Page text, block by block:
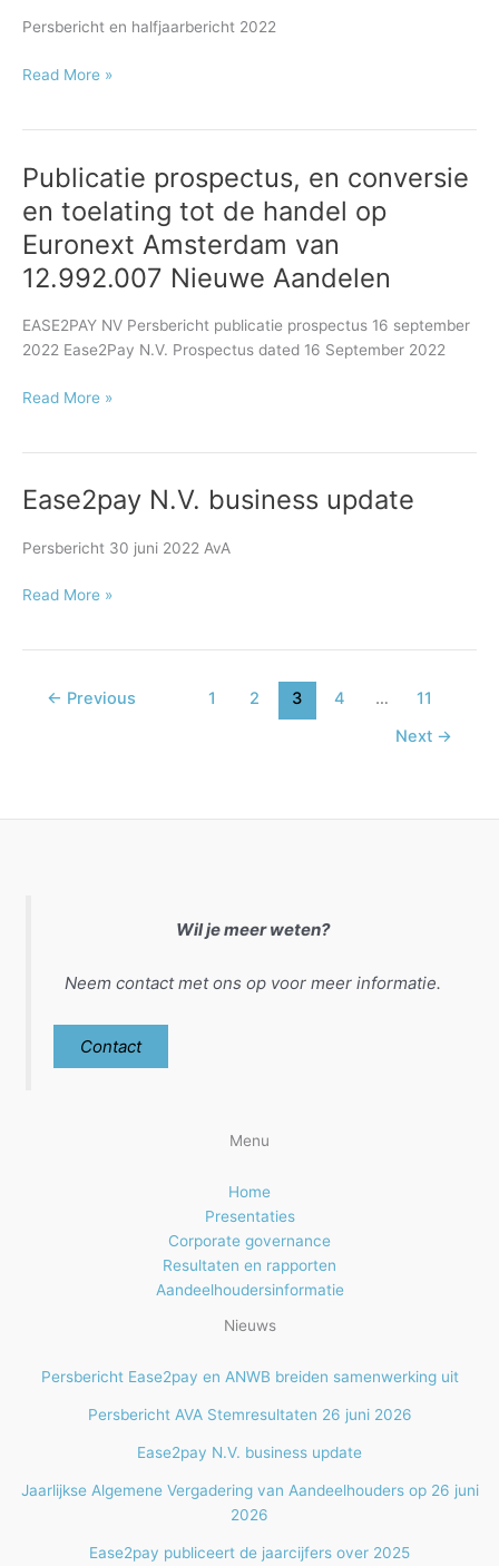
Persbericht en halfjaarbericht 2022
Read More »
Publicatie prospectus, en conversie
en toelating tot de handel op
Euronext Amsterdam van
12.992.007 Nieuwe Aandelen
EASE2PAY NV Persbericht publicatie prospectus 16 september
2022 Ease2Pay N.V. Prospectus dated 16 September 2022
Publicatie
prospectus,
en
conversie
en
toelating
tot
de
op
12.992.007
Nieuwe
Aandelen
Read More »
Ease2pay N.V. business update
Persbericht 30 juni 2022 AvA
Ease2pay
business
Read More »
← Previous 1 2 3 4 …
11
Next →
Wil je meer weten?
Neem contact met ons op voor meer informatie.
Contact
Menu
Home
Presentaties
Corporate governance
Resultaten en rapporten
Aandeelhoudersinformatie
Nieuws
Persbericht Ease2pay en ANWB breiden samenwerking uit
Persbericht AVA Stemresultaten 26 juni 2026
Ease2pay N.V. business update
Jaarlijkse Algemene Vergadering van Aandeelhouders op 26 juni
2026
Ease2pay publiceert de jaarcijfers over 2025